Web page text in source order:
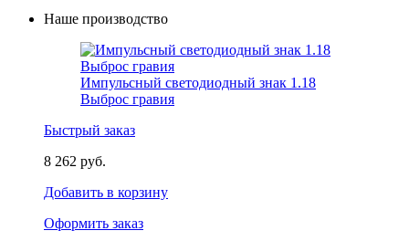
Наше производство
Импульсный светодиодный знак 1.18
Выброс гравия
Быстрый заказ
8 262 руб.
Добавить в корзину
Оформить заказ